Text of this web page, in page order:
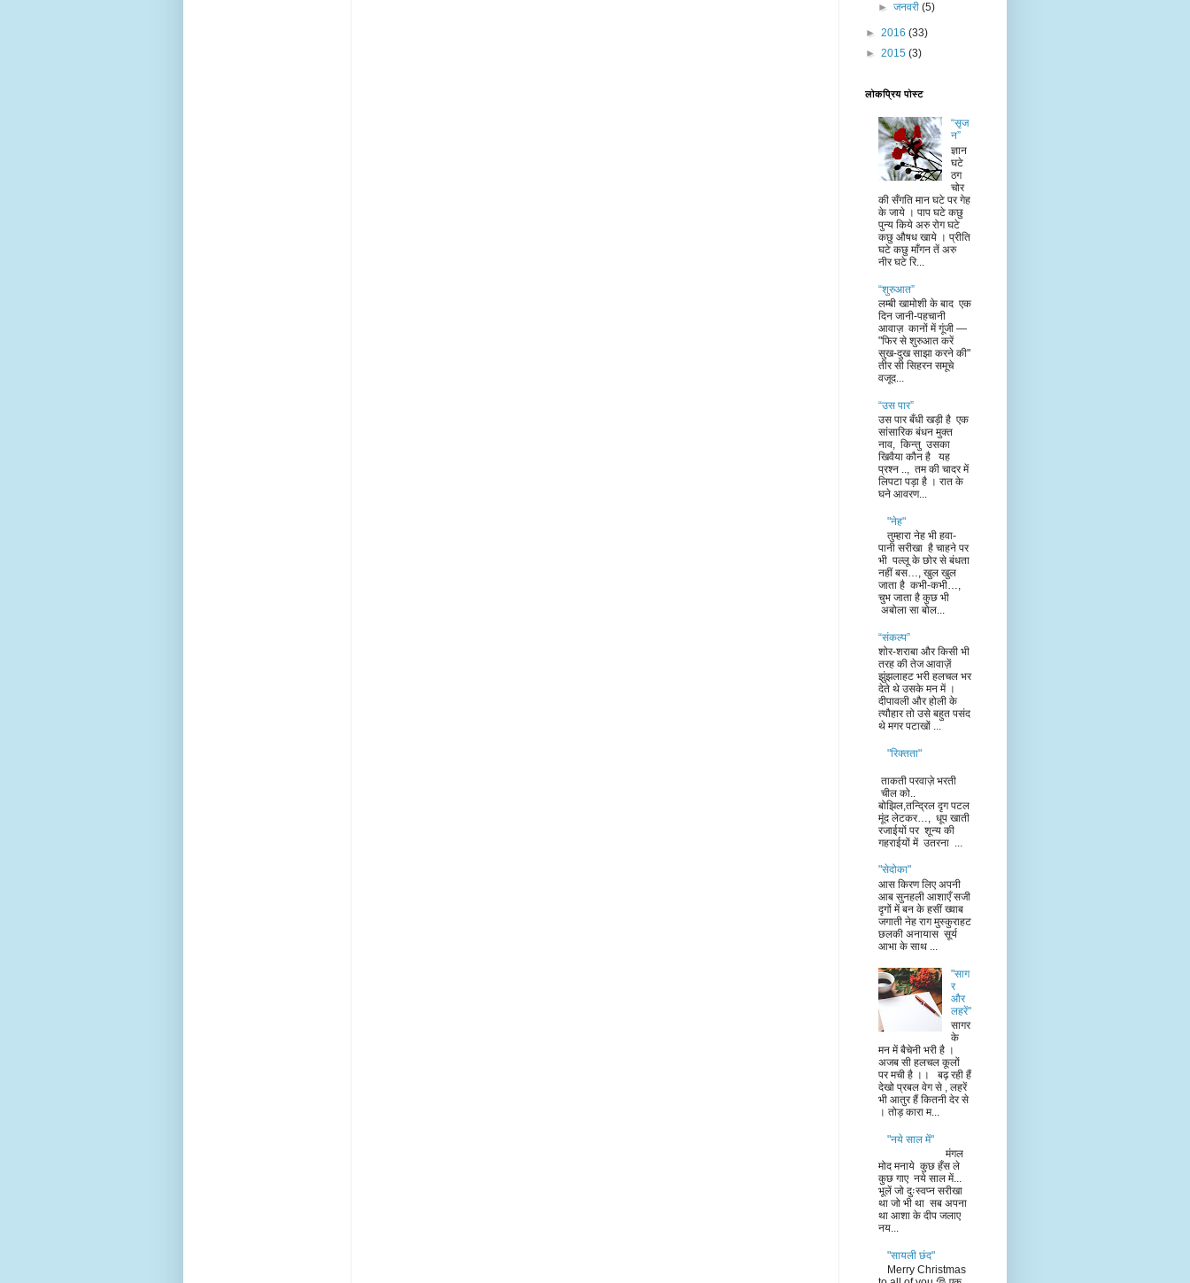
►जनवरी(5)
► 2016 (33)
► 2015 (3)
लोकप्रिय पोस्ट
“सृज
न”
ज्ञान
घटे
ठग
चोर
की सँगति मान घटे पर गेह
के जाये । पाप घटे कछु
पुन्य किये अरु रोग घटे
कछु औषध खाये । प्रीति
घटे कछु माँगन तें अरु
नीर घटे रि...
“शुरुआत”
लम्बी खामोशी के बाद एक
दिन जानी-पहचानी
आवाज़ कानों में गूंजी —
"फिर से शुरुआत करें
सुख-दुख साझा करने की"
तीर सी सिहरन समूचे
वजूद...
“उस पार”
उस पार बँधी खड़ी है एक
सांसारिक बंधन मुक्त
नाव, किन्तु उसका
खिवैया कौन है यह
प्रश्न .., तम की चादर में
लिपटा पड़ा है । रात के
घने आवरण...
"नेह"
तुम्हारा नेह भी हवा-
पानी सरीखा है चाहने पर
भी पल्लू के छोर से बंधता
नहीं बस…, खुल खुल
जाता है कभी-कभी…,
चुभ जाता है कुछ भी
अबोला सा बोल...
“संकल्प”
शोर-शराबा और किसी भी
तरह की तेज आवाज़ें
झुंझलाहट भरी हलचल भर
देते थे उसके मन में ।
दीपावली और होली के
त्यौहार तो उसे बहुत पसंद
थे मगर पटाखों ...
"रिक्तता"
ताकती परवाज़े भरती
चील को..
बोझिल,तन्द्रिल दृग पटल
मूंद लेटकर…, धूप खाती
रजाईयों पर शून्य की
गहराईयों में उतरना ...
"सेदोका"
आस किरण लिए अपनी
आब सुनहली आशाएँ सजी
दृगों में बन के हसीं ख्वाब
जगाती नेह राग मुस्कुराहट
छलकी अनायास सूर्य
आभा के साथ ...
"साग
र
और
लहरें"
सागर
के
मन में बैचेनी भरी है ।
अजब सी हलचल कूलों
पर मची है ।। बढ़ रही हैं
देखो प्रबल वेग से , लहरें
भी आतुर हैं कितनी देर से
। तोड़ कारा म...
"नये साल में"
मंगल
मोद मनाये कुछ हँस ले
कुछ गाए नये साल में...
भूलें जो दुःस्वप्न सरीखा
था जो भी था सब अपना
था आशा के दीप जलाए
नय...
"सायली छंद"
Merry Christmas